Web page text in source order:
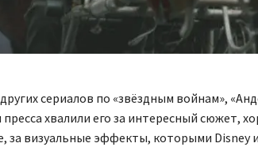
сериалов по «звёздным войнам»,
хвалили его за интересный сюжет,
за визуальные эффекты, которыми Disney